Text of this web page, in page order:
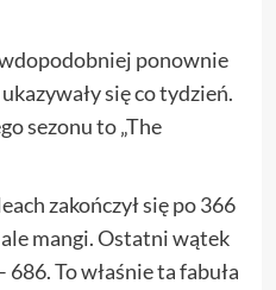
ponownie
się co tydzień.
sezonu to „The
zakończył się po 366
mangi. Ostatni wątek
To właśnie ta fabuła